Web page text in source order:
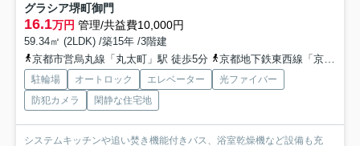
グラシア堺町御門
16.1万円 管理/共益費10,000円
59.34㎡ (2LDK) /築15年 /3階建
京都市営烏丸線「丸太町」駅 徒歩5分
京都地下鉄東西線「京都市役所前」駅 徒歩15分
駐輪場 オートロック エレベーター
光ファイバー
防犯カメラ
閑静な住宅地
システムキッチンや追い焚き機能付きバス、浴室乾燥機など設備も充